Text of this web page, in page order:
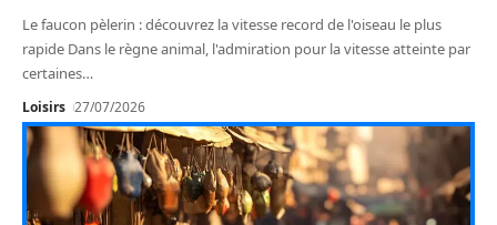
Le faucon pèlerin : découvrez la vitesse record de l'oiseau le plus
rapide Dans le règne animal, l'admiration pour la vitesse atteinte par
certaines…
Loisirs 27/07/2026